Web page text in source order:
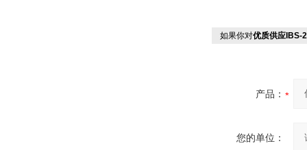
如果你对优质供应IBS-
产品：
您的单位：